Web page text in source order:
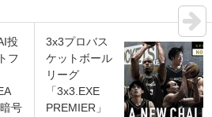
投
フ
号
3x3プロバス
ケットボール
リーグ
「3x3.EXE
PREMIER」